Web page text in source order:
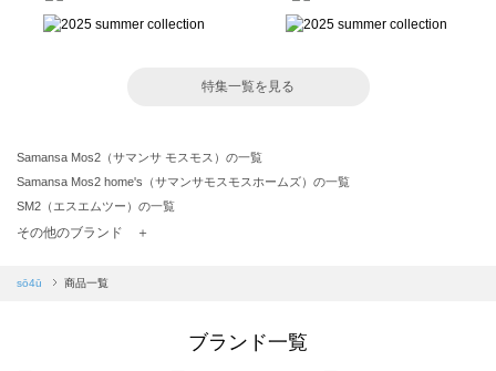
特集一覧を見る
Samansa Mos2（サマンサ モスモス）の一覧
Samansa Mos2 home's（サマンサモスモスホームズ）の一覧
SM2（エスエムツー）の一覧
TSUHARU by Samansa Mos2（ツハルバイサマンサモスモス）の一覧
Samansa Mos2 blue（サマンサモスモス ブルー）の一覧
その他のブランド ＋
sō4ū 商品一覧
ブランド一覧